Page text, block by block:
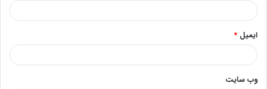
ایمیل *
وب‌ سایت